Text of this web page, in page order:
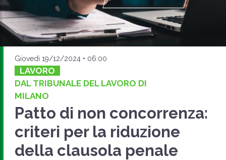
Giovedì 19/12/2024 • 06:00
LAVORO
DAL TRIBUNALE DEL LAVORO DI
MILANO
Patto di non concorrenza:
criteri per la riduzione
della clausola penale